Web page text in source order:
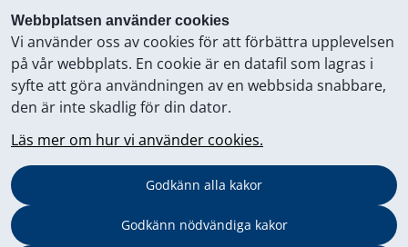
Webbplatsen använder cookies
Vi använder oss av cookies för att förbättra upplevelsen
på vår webbplats. En cookie är en datafil som lagras i
syfte att göra användningen av en webbsida snabbare,
den är inte skadlig för din dator.
Läs mer om hur vi använder cookies.
Godkänn alla kakor
Godkänn nödvändiga kakor